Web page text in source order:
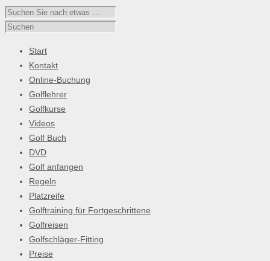
Start
Kontakt
Online-Buchung
Golflehrer
Golfkurse
Videos
Golf Buch
DVD
Golf anfangen
Regeln
Platzreife
Golftraining für Fortgeschrittene
Golfreisen
Golfschläger-Fitting
Preise